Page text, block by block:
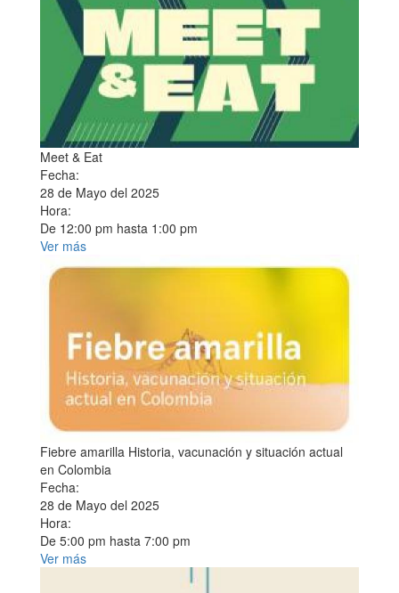
Meet & Eat
Fecha:
28 de Mayo del 2025
Hora:
De 12:00 pm hasta 1:00 pm
Ver más
Fiebre amarilla Historia, vacunación y situación actual
en Colombia
Fecha:
28 de Mayo del 2025
Hora:
De 5:00 pm hasta 7:00 pm
Ver más